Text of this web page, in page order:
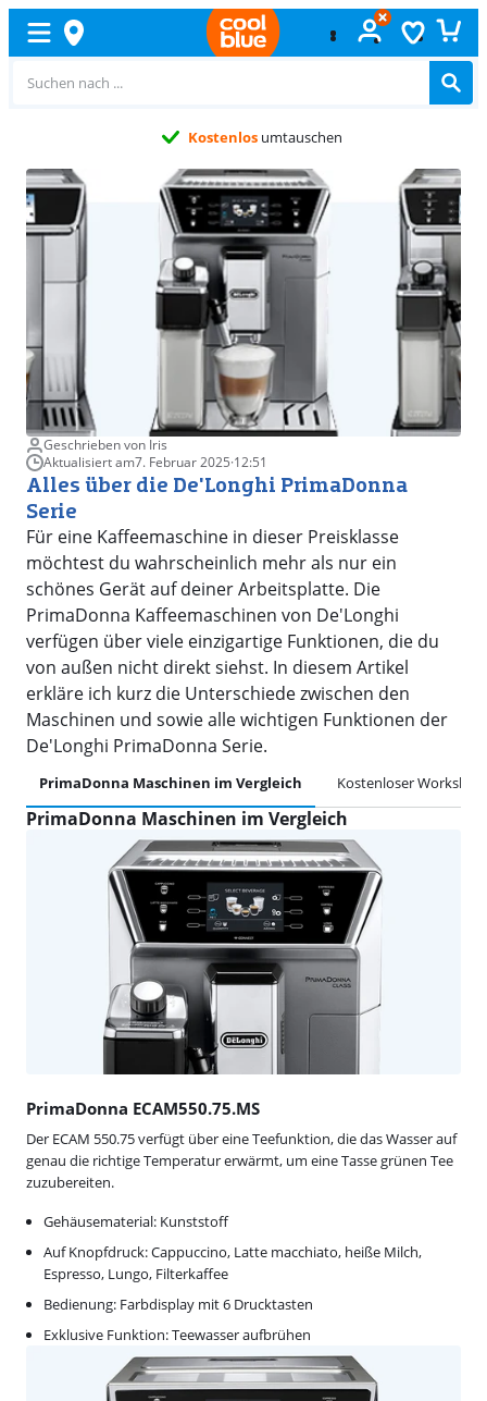
Kostenlos umtauschen
Geschrieben von Iris
Aktualisiert am7. Februar 2025·12:51
Alles über die De'Longhi PrimaDonna
Serie
Für eine Kaffeemaschine in dieser Preisklasse
möchtest du wahrscheinlich mehr als nur ein
schönes Gerät auf deiner Arbeitsplatte. Die
PrimaDonna Kaffeemaschinen von De'Longhi
verfügen über viele einzigartige Funktionen, die du
von außen nicht direkt siehst. In diesem Artikel
erkläre ich kurz die Unterschiede zwischen den
Maschinen und sowie alle wichtigen Funktionen der
De'Longhi PrimaDonna Serie.
PrimaDonna Maschinen im Vergleich Kostenloser
PrimaDonna Maschinen im Vergleich
PrimaDonna ECAM550.75.MS
Der ECAM 550.75 verfügt über eine Teefunktion, die das Wasser auf
genau die richtige Temperatur erwärmt, um eine Tasse grünen Tee
zuzubereiten.
Gehäusematerial: Kunststoff
Auf Knopfdruck: Cappuccino, Latte macchiato, heiße Milch,
Espresso, Lungo, Filterkaffee
Bedienung: Farbdisplay mit 6 Drucktasten
Exklusive Funktion: Teewasser aufbrühen